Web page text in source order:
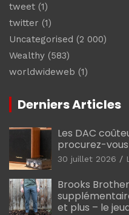
tweet (1)
twitter (1)
Uncategorised (2 000)
Wealthy (583)
worldwideweb (1)
Derniers Articles
Les DAC
procurez-
30 juillet 2026
Brooks
et plus – le